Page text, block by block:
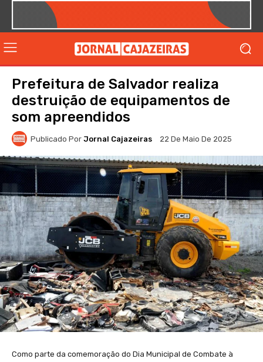
Prefeitura de Salvador realiza
destruição de equipamentos de
som apreendidos
Publicado Por Jornal Cajazeiras 22 De Maio De 2025
Como parte da comemoração do Dia Municipal de Combate à